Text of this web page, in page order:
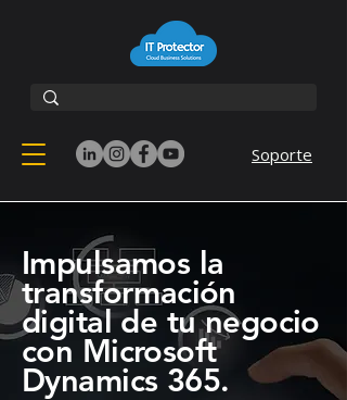
Soporte
Impulsamos la
transformación
digital de tu negocio
con Microsoft
Dynamics 365.